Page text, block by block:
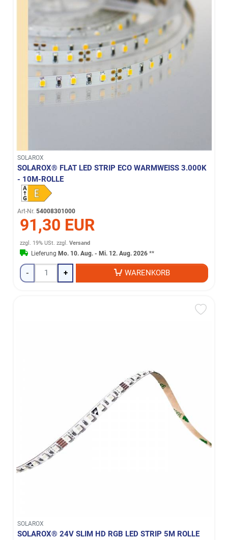
SOLAROX
SOLAROX® FLAT LED STRIP ECO WARMWEISS 3.000K -
10M-ROLLE
Art-Nr. 54008301000
91,30 EUR
zzgl. 19% USt. zzgl.Versand
Lieferung Mo. 10. Aug. - Mi. 12. Aug. 2026 **
- + WARENKORB
SOLAROX
SOLAROX® 24V SLIM HD RGB LED STRIP 5M ROLLE